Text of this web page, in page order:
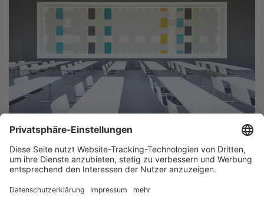
Zugehörige Dateien
Themenplan_19.05.2026.pdf232 KB